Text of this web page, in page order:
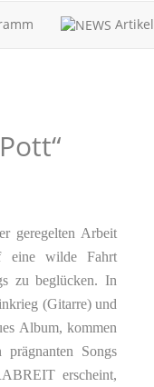
Artikel
geregelten Arbeit
eine wilde Fahrt
zu beglücken. In
(Gitarre) und
Album, kommen
Songs
erscheint,